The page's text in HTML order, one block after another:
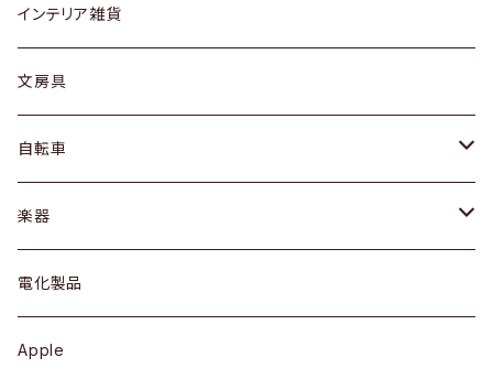
ローテーブル / サイドテーブル
デスク / コンソール
ドレッサー
シェルフ
キュリオケース / 飾り棚
カップボード / 食器棚
フロアライト
リング
ピアス / イヤリング
財布
バッグ
アウター
トップス
ワンピース
ボトムス
グラス / タンブラー
カップ / マグ
プレート / ボウル
カトラリー
ケトル / ティーポット
鍋 / フライパン
インテリア雑貨
文房具
自転車
dahon
楽器
ギター
ベース
電化製品
Apple